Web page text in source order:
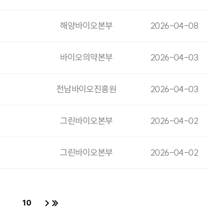
해양바이오본부 2026-04-08
바이오의약본부 2026-04-03
전남바이오진흥원 2026-04-03
그린바이오본부 2026-04-02
그린바이오본부 2026-04-02
10
페이지